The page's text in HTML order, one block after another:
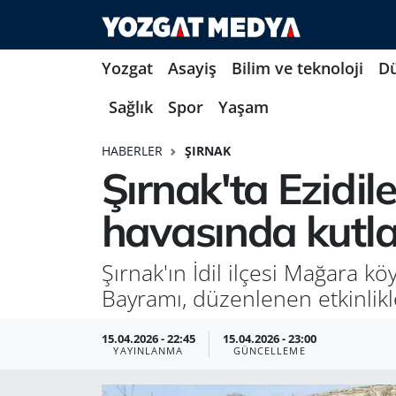
Yozgat Asayiş Bilim ve teknoloji
Sağlık
Spor Yaşam
HABERLER ŞIRNAK
Şırnak'ta
havasında
Şırnak'ın İdil ilçesi Mağara
Bayramı, düzenlenen
15.04.2026 - 22:45
YAYINLANMA
15.04.2026 - 23:00
GÜNCELLEME